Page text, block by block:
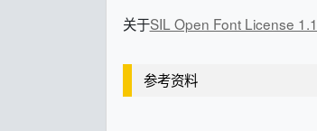
关于SIL Open Font License 1.1
参考资料